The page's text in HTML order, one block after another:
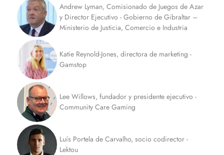
Andrew Lyman, Comisionado de Juegos de Azar
y Director Ejecutivo - Gobierno de Gibraltar –
Ministerio de Justicia, Comercio e Industria
Katie Reynold-Jones, directora de marketing -
Gamstop
Lee Willows, fundador y presidente ejecutivo -
Community Care Gaming
Luís Portela de Carvalho, socio codirector -
Lektou